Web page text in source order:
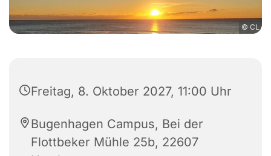
© CL
Freitag, 8. Oktober 2027, 11:00 Uhr
Bugenhagen Campus, Bei der
Flottbeker Mühle 25b, 22607